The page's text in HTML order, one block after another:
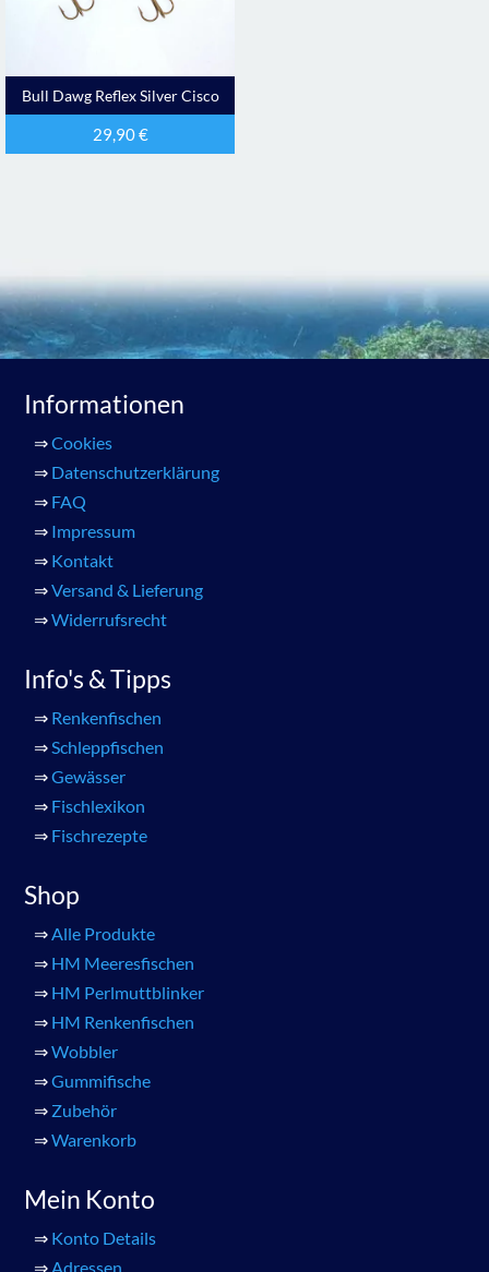
Bull Dawg Reflex Silver Cisco
29,90€
Informationen
⇒Cookies
⇒ Datenschutzerklärung
⇒ FAQ
⇒ Impressum
⇒ Kontakt
⇒Versand & Lieferung
⇒Widerrufsrecht
Info's & Tipps
⇒ Renkenfischen
⇒Schleppfischen
⇒Gewässer
⇒ Fischlexikon
⇒ Fischrezepte
Shop
⇒Alle Produkte
⇒ HM Meeresfischen
⇒ HM Perlmuttblinker
⇒ HM Renkenfischen
⇒Wobbler
⇒Gummifische
⇒ Zubehör
⇒Warenkorb
Mein Konto
⇒ Konto Details
⇒ Adressen